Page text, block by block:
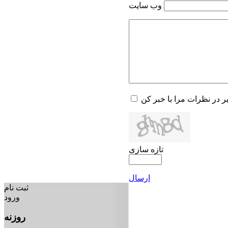
وب سایت
در نظرات مرا با خبر کن
تازه سازی
ارسال
ثبت نام
ورود
روزنه